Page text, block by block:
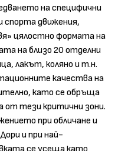
на специфични
спорта движения,
цялостно формата на
на близо 20 отделни
лакът, коляно и т.н.
качества на
като се обръща
от тези критични зони.
при обличане и
и при най-
се усеща като